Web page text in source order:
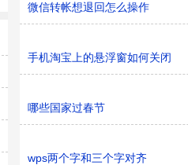
微信转帐想退回怎么操作
手机淘宝上的悬浮窗如何关闭
哪些国家过春节
wps两个字和三个字对齐